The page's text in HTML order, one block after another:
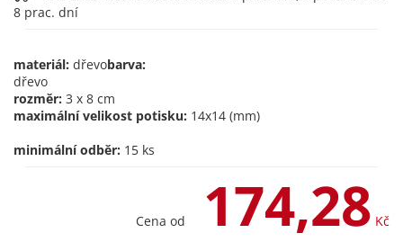
8 prac. dní
materiál: dřevobarva:
dřevo
rozměr: 3 x 8 cm
maximální velikost potisku: 14x14 (mm)
minimální odběr: 15 ks
Cena od 174,28 Kč